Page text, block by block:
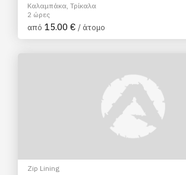
Καλαμπάκα, Τρίκαλα
2 ώρες
από 15.00 € / άτομο
Zip Lining